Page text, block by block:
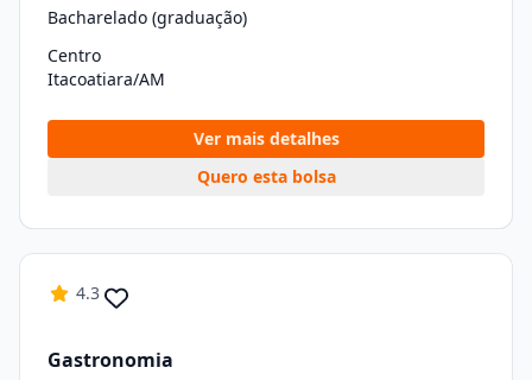
Bacharelado (graduação)
Centro
Itacoatiara/AM
Ver mais detalhes
Quero esta bolsa
4.3
Gastronomia